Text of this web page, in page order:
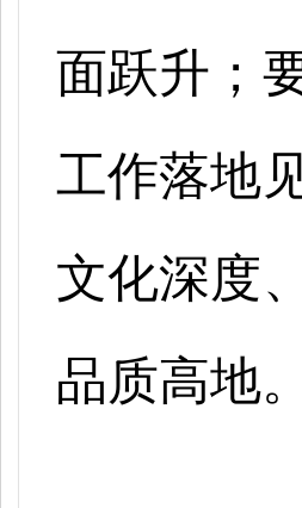
面跃升；
工作落地
文化深度
品质高地。